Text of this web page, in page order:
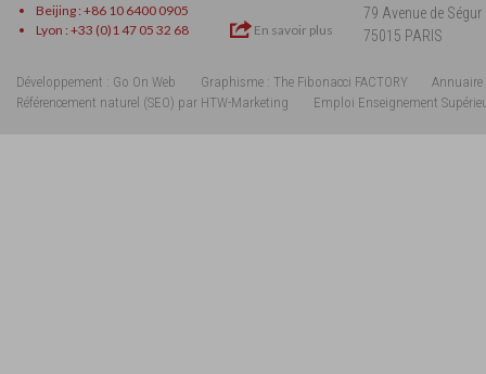
Beijing : +86 10 6400 0905
Lyon : +33 (0)1 47 05 32 68
En savoir plus
79 Avenue de Ségur
75015 PARIS
Développement : Go On Web Graphisme : The Fibonacci FACTORY
Annuaire
Référencement naturel (SEO) par HTW-Marketing
Emploi Enseignement